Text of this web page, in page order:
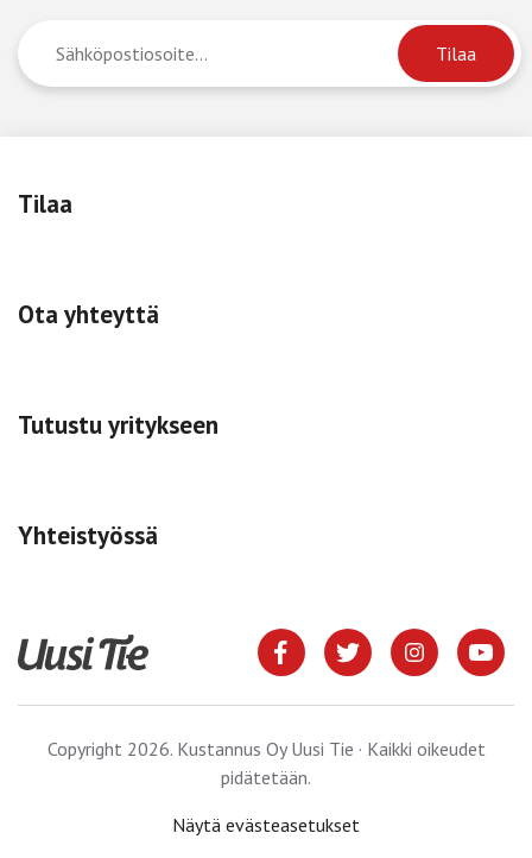
Tilaa
Ota yhteyttä
Tutustu yritykseen
Yhteistyössä
Copyright 2026. Kustannus Oy Uusi Tie · Kaikki oikeudet
pidätetään.
Näytä evästeasetukset